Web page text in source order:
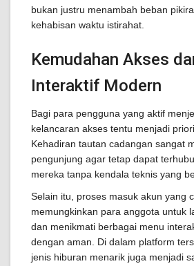
bukan justru menambah beban
kehabisan waktu istirahat.
Kemudahan Akses
Interaktif Modern
Bagi para pengguna yang aktif
kelancaran akses tentu menjadi
Kehadiran tautan cadangan sangat
pengunjung agar tetap dapat
mereka tanpa kendala teknis yang
Selain itu, proses masuk akun yang
memungkinkan para anggota untuk
dan menikmati berbagai menu
dengan aman. Di dalam platform
jenis hiburan menarik juga menjadi